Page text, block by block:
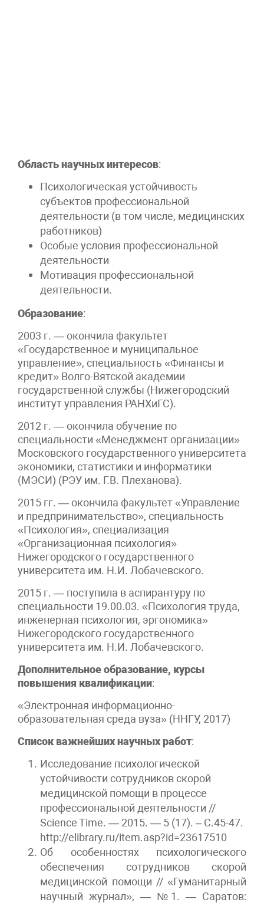
Область научных интересов:
Психологическая устойчивость
субъектов профессиональной
деятельности (в том числе, медицинских
работников)
Особые условия профессиональной
деятельности
Мотивация профессиональной
деятельности.
Образование:
2003 г. — окончила факультет
«Государственное и муниципальное
управление», специальность «Финансы и
кредит» Волго-Вятской академии
государственной службы (Нижегородский
институт управления РАНХиГС).
2012 г. — окончила обучение по
специальности «Менеджмент организации»
Московского государственного университета
экономики, статистики и информатики
(МЭСИ) (РЭУ им. Г.В. Плеханова).
2015 гг. — окончила факультет «Управление
и предпринимательство», специальность
«Психология», специализация
«Организационная психология»
Нижегородского государственного
университета им. Н.И. Лобачевского.
2015 г. — поступила в аспирантуру по
специальности 19.00.03. «Психология труда,
инженерная психология, эргономика»
Нижегородского государственного
университета им. Н.И. Лобачевского.
Дополнительное образование, курсы
повышения квалификации:
«Электронная информационно-
образовательная среда вуза» (ННГУ, 2017)
Список важнейших научных работ:
Исследование психологической
устойчивости сотрудников скорой
медицинской помощи в процессе
профессиональной деятельности //
Science Time. — 2015. — 5 (17). – С.45-47.
http://elibrary.ru/item.asp?id=23617510
Об особенностях психологического
обеспечения сотрудников скорой
медицинской помощи // «Гуманитарный
научный журнал», — №1. — Саратов: